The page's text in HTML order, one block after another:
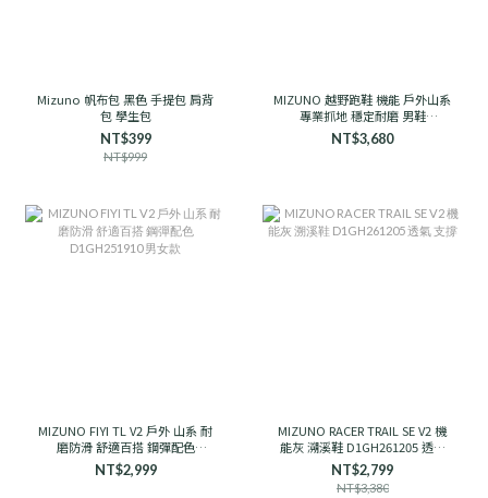
Mizuno 帆布包 黑色 手提包 肩背
包 學生包
NT$399
NT$999
MIZUNO 越野跑鞋 機能 戶外山系
專業抓地 穩定耐磨 男鞋
D1GH241906 石岩灰
NT$3,680
MIZUNO FIYI TL V2 戶外 山系 耐
磨防滑 舒適百搭 鋼彈配色
D1GH251910 男女款
NT$2,999
MIZUNO RACER TRAIL SE V2 機
能灰 溯溪鞋 D1GH261205 透氣
支撐
NT$2,799
NT$3,380